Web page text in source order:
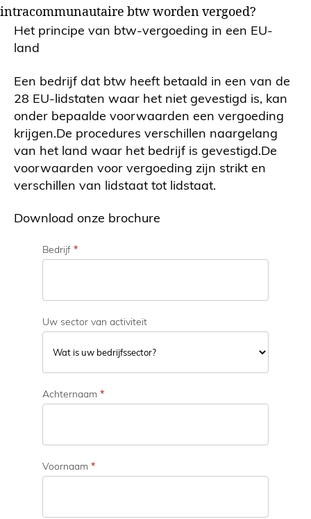
intracommunautaire btw worden vergoed?
Het principe van btw-vergoeding in een EU-
land
Een bedrijf dat btw heeft betaald in een van de
28 EU-lidstaten waar het niet gevestigd is, kan
onder bepaalde voorwaarden een vergoeding
krijgen.De procedures verschillen naargelang
van het land waar het bedrijf is gevestigd.De
voorwaarden voor vergoeding zijn strikt en
verschillen van lidstaat tot lidstaat.
Download onze brochure
Bedrijf *
Uw sector van activiteit
w
c
t
o
v
Achternaam *
Voornaam *